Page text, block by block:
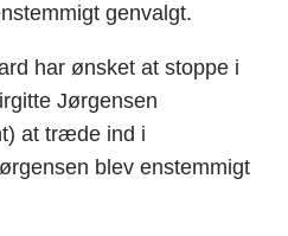
genvalgt.
har ønsket at stoppe i
Jørgensen
at træde ind i
blev enstemmigt